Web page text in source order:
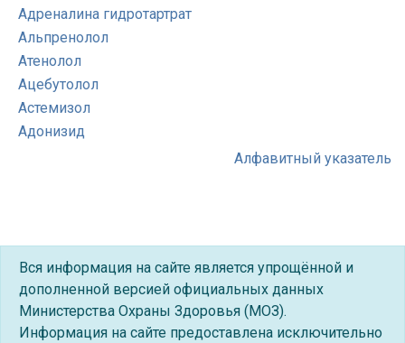
Адреналина гидротартрат
Альпренолол
Атенолол
Ацебутолол
Астемизол
Адонизид
Алфавитный указатель
Вся информация на сайте является упрощённой и
дополненной версией официальных данных
Министерства Охраны Здоровья (МОЗ).
Информация на сайте предоставлена исключительно